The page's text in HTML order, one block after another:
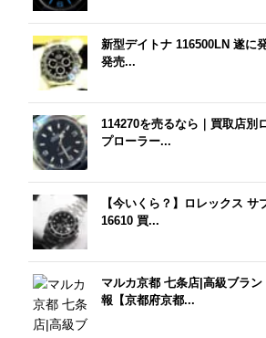
新型デイトナ 116500LN 遂に
発売...
114270を売るなら｜買取店別
プローラー...
【今いくら？】ロレックス サ
16610 買...
マルカ京都 七条店|高級ブラ
報【京都府京都...